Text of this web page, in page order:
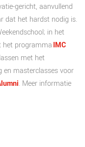
gericht, aanvullend
dat het hardst nodig is.
in het
het programmaIMC
met het
en masterclasses voor
. Meer informatie